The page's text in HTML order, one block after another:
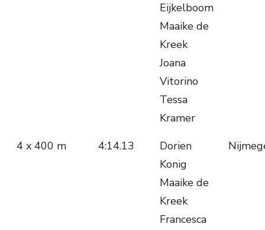
Eijkelboom
Maaike de
Kreek
Joana
Vitorino
Tessa
Kramer
4 x 400 m 4:14.13
Dorien
Konig
Maaike de
Kreek
Francesca